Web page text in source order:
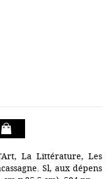
La Littérature, Les
Sl, aux dépens